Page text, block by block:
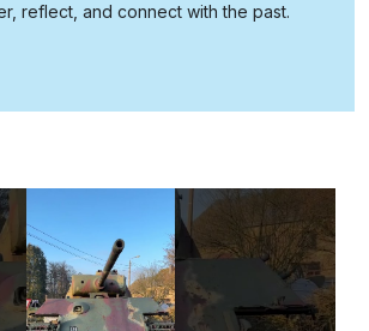
reflect, and connect with the past.